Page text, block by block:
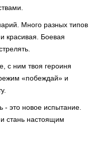
Много разных типов
красивая. Боевая
с ним твоя героиня
«побеждай» и
- это новое испытание.
стань настоящим